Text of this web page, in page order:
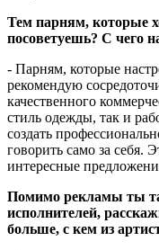
Тем парням, которые
посоветуешь? С чего
- Парням, которые
рекомендую
качественного
стиль одежды, так и
создать
говорить само за себя.
интересные
Помимо рекламы ты
исполнителей,
больше, с кем из